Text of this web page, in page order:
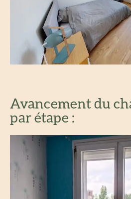
Avancement du
par étape :